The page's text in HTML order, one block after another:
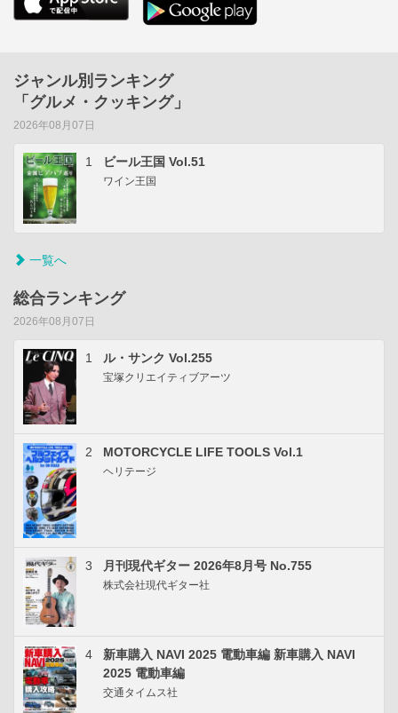
ジャンル別ランキング
「グルメ・クッキング」
2026年08月07日
1 ビール王国 Vol.51
ワイン王国
一覧へ
総合ランキング
2026年08月07日
1 ル・サンク Vol.255
宝塚クリエイティブアーツ
2 MOTORCYCLE LIFE TOOLS Vol.1
ヘリテージ
3 月刊現代ギター 2026年8月号 No.755
株式会社現代ギター社
4
新車購入 NAVI 2025 電動車編 新車購入 NAVI
2025 電動車編
交通タイムス社